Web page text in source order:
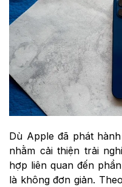
Dù Apple đã phát
nhằm cải thiện trải
hợp liên quan đến
là không đơn giản.